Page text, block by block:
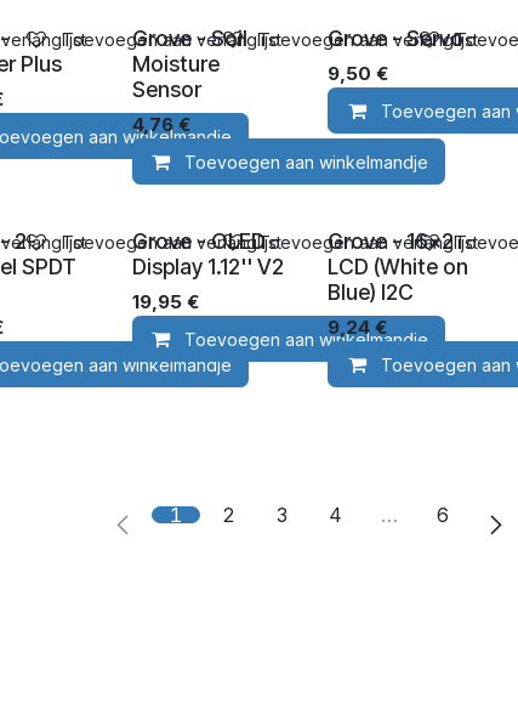
Plus
aan winkelmandje
Grove - Soil
Moisture
Sensor
4,76€
Toevoegen aan winkelmandje
Toevoegen aan verlanglijst Grove - Servo
9,50 €
Toevoegen aan
Toevoegen aan verlanglijst
2-
SPDT
aan winkelmandje
Grove - OLED
Display 1.12'' V2
19,95€
Toevoegen aan winkelmandje
Toevoegen aan verlanglijst
Grove - 16x2
LCD (White on
Blue) I2C
9,24 €
Toevoegen aan
Toevoegen aan verlanglijst
1 2 3 4 … 6